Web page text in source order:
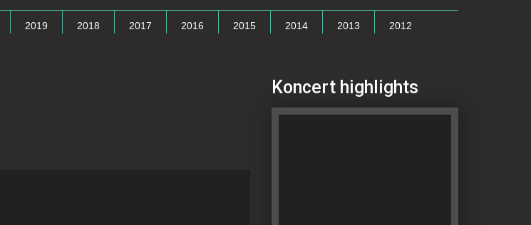
2019 2018 2017 2016 2015 2014 2013
2012
Koncert highlights